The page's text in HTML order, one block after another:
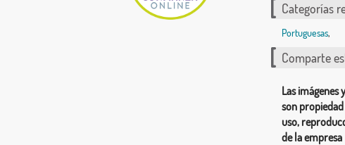
Categorías
Portuguesas,
Comparte
Las
son
uso,
de la empresa